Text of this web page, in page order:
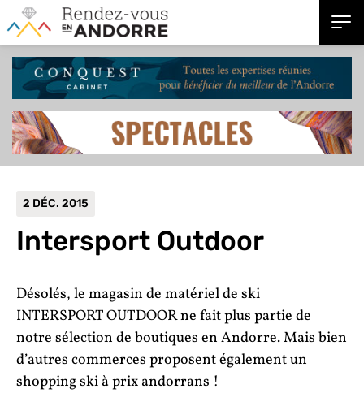
2 DÉC. 2015
Intersport Outdoor
Désolés, le magasin de matériel de ski
INTERSPORT OUTDOOR ne fait plus partie de
notre sélection de boutiques en Andorre. Mais bien
d’autres commerces proposent également un
shopping ski à prix andorrans !